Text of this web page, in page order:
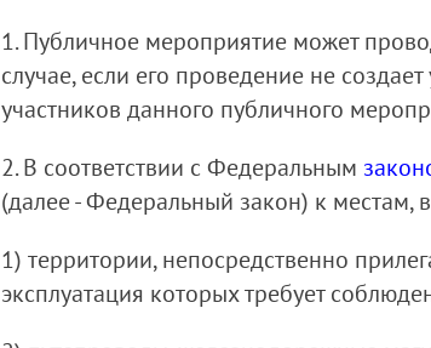
1. Публичное мероприятие может
случае, если его проведение не
участников данного публичного
2. В соответствии с Федеральным
(далее - Федеральный закон) к местам,
1) территории, непосредственно
эксплуатация которых требует